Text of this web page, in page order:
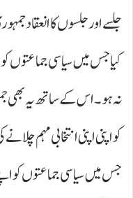
جلسے اور جلسوں کا انعقاد
کیا جس میں سیاسی جماعتوں
نہ ہو۔ اس کے ساتھ یہ بھی
کو اپنی اپنی انتخابی مہم
جس میں سیاسی جماعتوں کو